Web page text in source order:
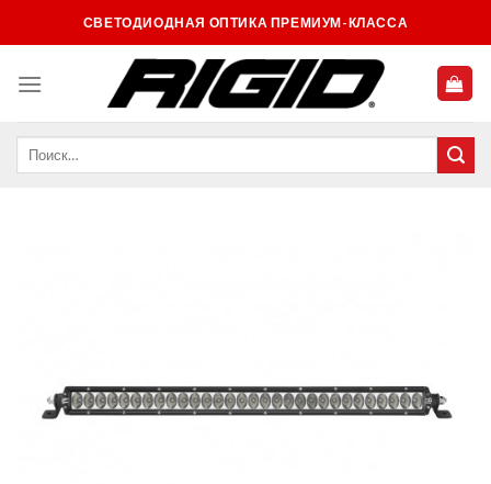
to
СВЕТОДИОДНАЯ ОПТИКА ПРЕМИУМ-КЛАССА